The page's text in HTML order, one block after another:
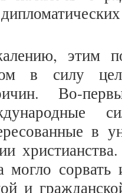
этим
в силу
Во-
в
могло
и